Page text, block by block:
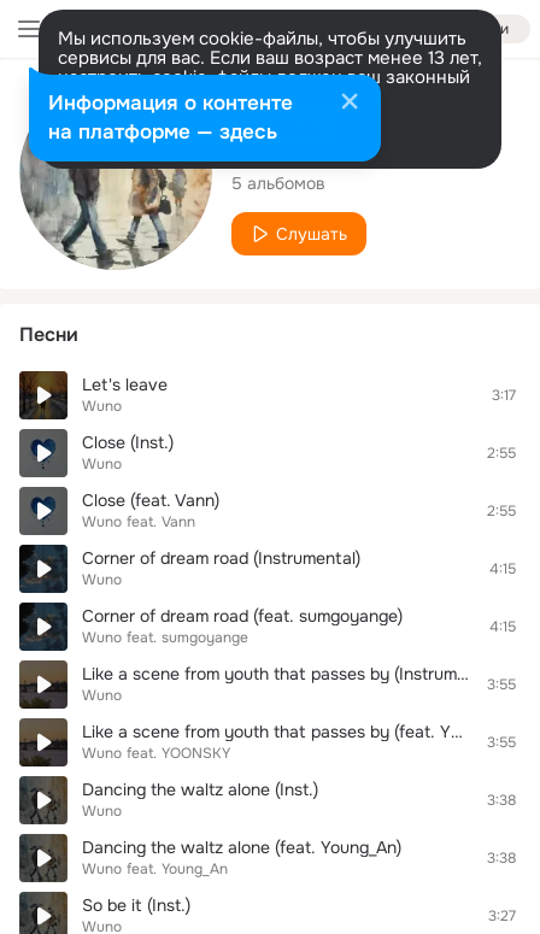
Войти
Мы используем cookie-файлы, чтобы улучшить
сервисы для вас. Если ваш возраст менее 13 лет,
настроить cookie-файлы должен ваш законный
представитель. Больше информации
Разрешить все Настроить
Исполнитель
Wuno
5 альбомов
Слушать
Песни
Let's leave
Wuno
3:17
Close (Inst.)
Wuno
2:55
Close (feat. Vann)
Wuno feat. Vann
2:55
Corner of dream road (Instrumental)
Wuno
4:15
Corner of dream road (feat. sumgoyange)
Wuno feat. sumgoyange
4:15
Like a scene from youth that passes by (Instrumental)
Wuno
3:55
Like a scene from youth that passes by (feat. YOONSKY)
Wuno feat. YOONSKY
3:55
Dancing the waltz alone (Inst.)
Wuno
3:38
Dancing the waltz alone (feat. Young_An)
Wuno feat. Young_An
3:38
So be it (Inst.)
Wuno
3:27
Информация о контенте
на платформе — здесь